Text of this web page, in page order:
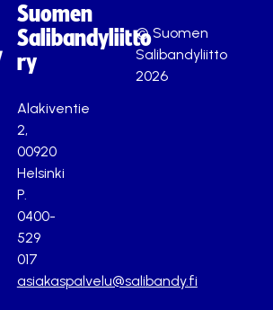
Suomen
Salibandyliitto
ry
Alakiventie
2,
00920
Helsinki
P.
0400-
529
017
asiakaspalvelu@salibandy.fi
© Suomen
Salibandyliitto
2026